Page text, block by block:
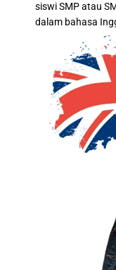
siswi SMP atau
dalam bahasa